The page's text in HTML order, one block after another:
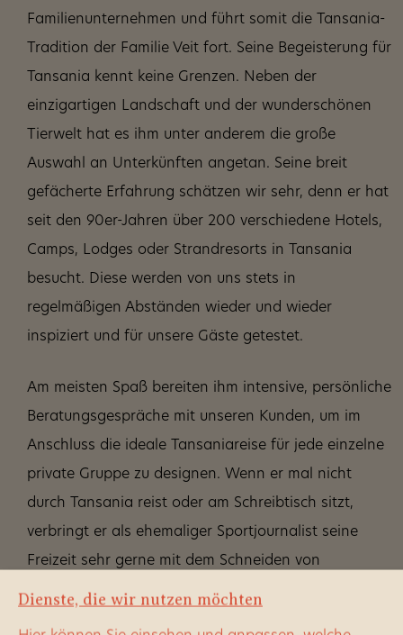
Familienunternehmen und führt somit die Tansania-
Tradition der Familie Veit fort. Seine Begeisterung für
Tansania kennt keine Grenzen. Neben der
einzigartigen Landschaft und der wunderschönen
Tierwelt hat es ihm unter anderem die große
Auswahl an Unterkünften angetan. Seine breit
gefächerte Erfahrung schätzen wir sehr, denn er hat
seit den 90er-Jahren über 200 verschiedene Hotels,
Camps, Lodges oder Strandresorts in Tansania
besucht. Diese werden von uns stets in
regelmäßigen Abständen wieder und wieder
inspiziert und für unsere Gäste getestet.
Am meisten Spaß bereiten ihm intensive, persönliche
Beratungsgespräche mit unseren Kunden, um im
Anschluss die ideale Tansaniareise für jede einzelne
private Gruppe zu designen. Wenn er mal nicht
durch Tansania reist oder am Schreibtisch sitzt,
verbringt er als ehemaliger Sportjournalist seine
Freizeit sehr gerne mit dem Schneiden von
Videofilmen.
Dienste, die wir nutzen möchten